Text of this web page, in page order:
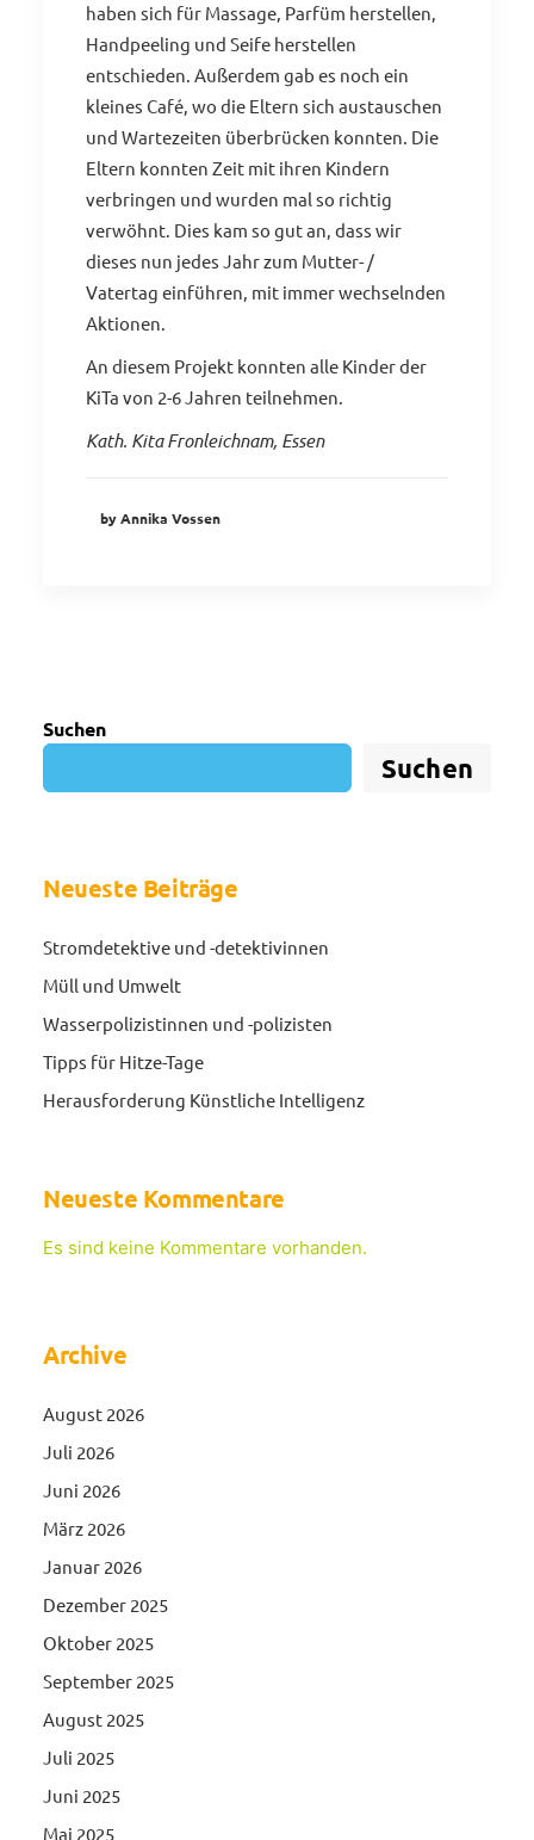
haben sich für Massage, Parfüm herstellen,
Handpeeling und Seife herstellen
entschieden. Außerdem gab es noch ein
kleines Café, wo die Eltern sich austauschen
und Wartezeiten überbrücken konnten. Die
Eltern konnten Zeit mit ihren Kindern
verbringen und wurden mal so richtig
verwöhnt. Dies kam so gut an, dass wir
dieses nun jedes Jahr zum Mutter- /
Vatertag einführen, mit immer wechselnden
Aktionen.
An diesem Projekt konnten alle Kinder der
KiTa von 2-6 Jahren teilnehmen.
Kath. Kita Fronleichnam, Essen
by Annika Vossen
Suchen
Suchen
Neueste Beiträge
Stromdetektive und -detektivinnen
Müll und Umwelt
Wasserpolizistinnen und -polizisten
Tipps für Hitze-Tage
Herausforderung Künstliche Intelligenz
Neueste Kommentare
Es sind keine Kommentare vorhanden.
Archive
August 2026
Juli 2026
Juni 2026
März 2026
Januar 2026
Dezember 2025
Oktober 2025
September 2025
August 2025
Juli 2025
Juni 2025
Mai 2025